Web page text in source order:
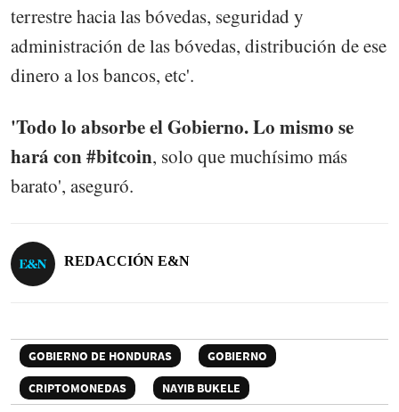
terrestre hacia las bóvedas, seguridad y
administración de las bóvedas, distribución de ese
dinero a los bancos, etc'.
'Todo lo absorbe el Gobierno.Lo mismo se
hará con #bitcoin, solo que muchísimo más
barato', aseguró.
REDACCIÓN E&N
GOBIERNO DE HONDURAS
GOBIERNO
CRIPTOMONEDAS
NAYIB BUKELE